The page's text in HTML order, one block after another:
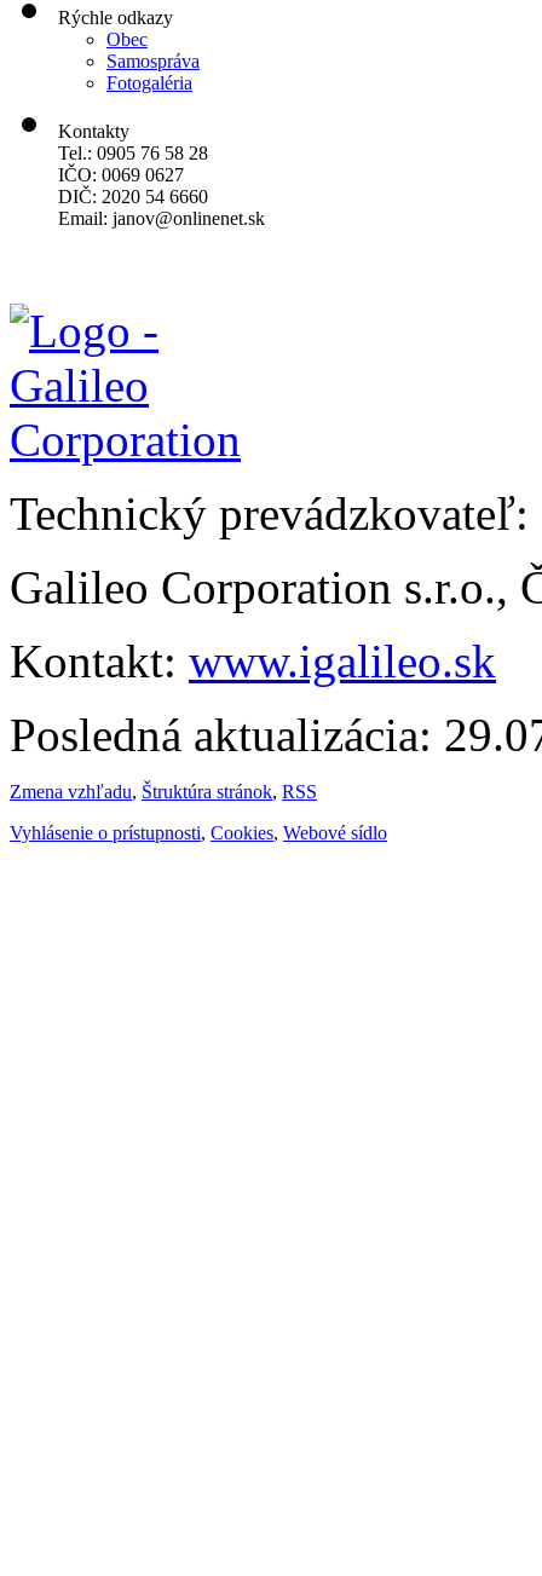
Rýchle odkazy
Obec
Samospráva
Fotogaléria
Kontakty
Tel.: 0905 76 58 28
IČO: 0069 0627
DIČ: 2020 54 6660
Email: janov@onlinenet.sk
Technický prevádzkovateľ:
Galileo Corporation s.r.o.,
Kontakt: www.igalileo.sk
Posledná aktualizácia:
Zmena vzhľadu, Štruktúra stránok, RSS
Vyhlásenie o prístupnosti, Cookies, Webové sídlo